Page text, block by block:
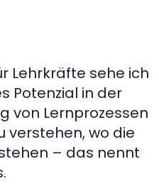
Lehrkräfte sehe ich
Potenzial in der
von Lernprozessen
verstehen, wo die
– das nennt